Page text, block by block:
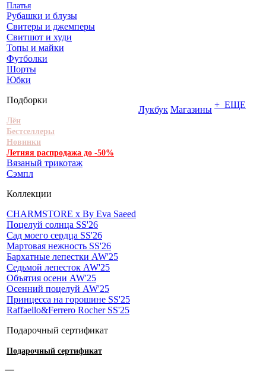
Платья
Рубашки и блузы
Свитеры и джемперы
Свитшот и худи
Топы и майки
Футболки
Шорты
Юбки
Подборки
Лён
Бестселлеры
Новинки
Летняя распродажа до -50%
Вязаный трикотаж
Сэмпл
Коллекции
CHARMSTORE х By Eva Saeed
Поцелуй солнца SS'26
Сад моего сердца SS'26
Мартовая нежность SS'26
Бархатные лепестки AW'25
Седьмой лепесток AW'25
Объятия осени AW'25
Осенний поцелуй AW'25
Принцесса на горошине SS'25
Raffaello&Ferrero Rocher SS'25
Подарочный сертификат
Подарочный сертификат
Лукбук Магазины + ЕЩЕ